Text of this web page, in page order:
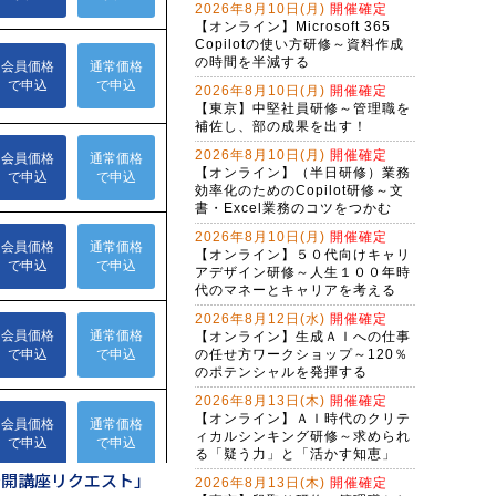
講座リクエスト」
Claude Cowork実践研修～定型業務
をＡＩに任せる新しい働き方
生成AI活用講座・基礎編
Ｇ検定対策研修～現代に必須のＡＩ
リテラシー（２日間）
アプリを作れる自分になる！生成Ａ
Ｉで仕事を変えるバイブコーディン
グ研修（２日間）
バイブコーディング体験研修～ＡＩ
の力でプログラムを自動作成する
（半日研修）ＡＩ時代の構文リテラ
シー向上研修～アレクサンドラ・ア
ミラーゼ構文で考える
（半日研修）締切を知らせるＡＩ秘
書作成研修～Copilot Studioで業務自
動化
Gemini実践者向け！NotebookLM資
料作成からGem構築まで学ぶ３日間
集中コース
Copilot実践者向け！Excel自動化か
らＡＩエージェント構築まで学ぶ３
日間集中コース
（半日研修）RAGシステム基礎研修
2026年8月10日(月) 開催確定
【オンライン】Microsoft 365
Copilotの使い方研修～資料作成
の時間を半減する
2026年8月10日(月) 開催確定
【東京】中堅社員研修～管理職を
補佐し、部の成果を出す！
2026年8月10日(月) 開催確定
【オンライン】（半日研修）業務
効率化のためのCopilot研修～文
書・Excel業務のコツをつかむ
2026年8月10日(月) 開催確定
【オンライン】５０代向けキャリ
アデザイン研修～人生１００年時
代のマネーとキャリアを考える
2026年8月12日(水) 開催確定
【オンライン】生成ＡＩへの仕事
の任せ方ワークショップ～120％
のポテンシャルを発揮する
2026年8月13日(木) 開催確定
【オンライン】ＡＩ時代のクリテ
ィカルシンキング研修～求められ
る「疑う力」と「活かす知恵」
2026年8月13日(木) 開催確定